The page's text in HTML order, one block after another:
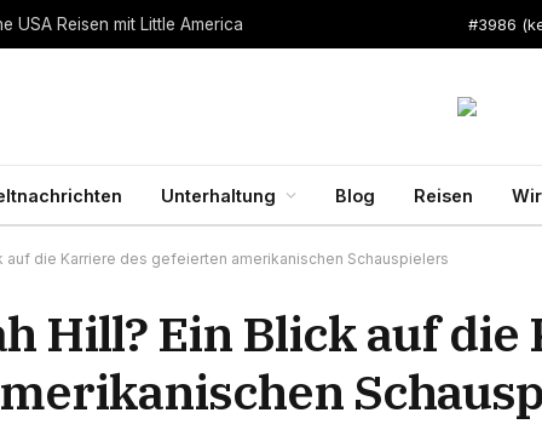
USA Reisen mit Little America #3986
Unterhaltung Blog Reisen
auf die Karriere des gefeierten amerikanischen Schauspielers
Hill? Ein Blick auf